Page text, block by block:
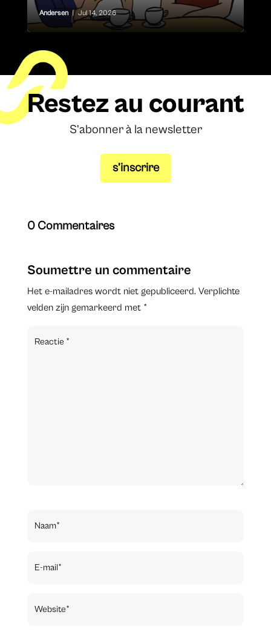
Andersen | Jul 14, 2026
Restez au courant
S’abonner à la newsletter
s’inscrire
0 Commentaires
Soumettre un commentaire
Het e-mailadres wordt niet gepubliceerd. Verplichte
velden zijn gemarkeerd met *